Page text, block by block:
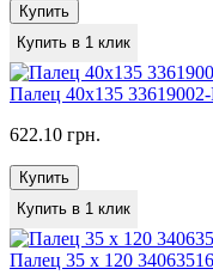
Купить
Купить в 1 клик
Палец 40х135
622.10 грн.
Купить
Купить в 1 клик
Палец 35 x 120